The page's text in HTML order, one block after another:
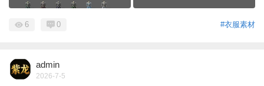
#衣服素材
6 0
admin
2026-7-5